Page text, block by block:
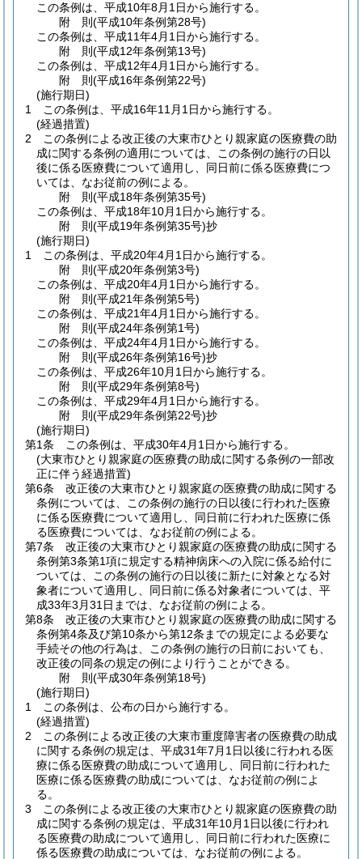
この条例は、平成10年8月1日から施行する。
附 則(平成10年条例第28号)
この条例は、平成11年4月1日から施行する。
附 則(平成12年条例第13号)
この条例は、平成12年4月1日から施行する。
附 則(平成16年条例第22号)
(施行期日)
1
この条例は、平成16年11月1日から施行する。
(経過措置)
2
この条例による改正後の大東市ひとり親家庭の医療費の助
成に関する条例の適用については、この条例の施行の日以
後に係る医療費について適用し、同日前に係る医療費につ
いては、なお従前の例による。
附 則(平成18年条例第35号)
この条例は、平成18年10月1日から施行する。
附 則(平成19年条例第35号)抄
(施行期日)
1
この条例は、平成20年4月1日から施行する。
附 則(平成20年条例第3号)
この条例は、平成20年4月1日から施行する。
附 則(平成21年条例第5号)
この条例は、平成21年4月1日から施行する。
附 則(平成24年条例第1号)
この条例は、平成24年4月1日から施行する。
附 則(平成26年条例第16号)抄
この条例は、平成26年10月1日から施行する。
附 則(平成29年条例第8号)
この条例は、平成29年4月1日から施行する。
附 則(平成29年条例第22号)抄
(施行期日)
第1条
この条例は、平成30年4月1日から施行する。
(大東市ひとり親家庭の医療費の助成に関する条例の一部改
正に伴う経過措置)
第6条
改正後の大東市ひとり親家庭の医療費の助成に関する
条例については、この条例の施行の日以後に行われた医療
に係る医療費について適用し、同日前に行われた医療に係
る医療費については、なお従前の例による。
第7条
改正後の大東市ひとり親家庭の医療費の助成に関する
条例第3条第1項に規定する精神病床への入院に係る給付に
ついては、この条例の施行の日以後に新たに対象となる対
象者について適用し、同日前に係る対象者については、平
成33年3月31日までは、なお従前の例による。
第8条
改正後の大東市ひとり親家庭の医療費の助成に関する
条例第4条及び第10条から第12条までの規定による必要な
手続その他の行為は、この条例の施行の日前においても、
改正後の同条の規定の例により行うことができる。
附 則(平成30年条例第18号)
(施行期日)
1
この条例は、公布の日から施行する。
(経過措置)
2
この条例による改正後の大東市重度障害者の医療費の助成
に関する条例の規定は、平成31年7月1日以後に行われる医
療に係る医療費の助成について適用し、同日前に行われた
医療に係る医療費の助成については、なお従前の例によ
る。
3
この条例による改正後の大東市ひとり親家庭の医療費の助
成に関する条例の規定は、平成31年10月1日以後に行われ
る医療費の助成について適用し、同日前に行われた医療に
係る医療費の助成については、なお従前の例による。